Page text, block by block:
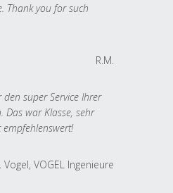
Thank you for such
R.M.
super Service Ihrer
Das war Klasse, sehr
Vogel, VOGEL Ingenieure